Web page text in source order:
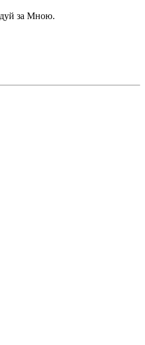
за Мною.